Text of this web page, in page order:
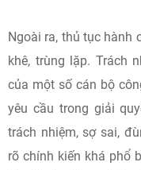
Ngoài ra, thủ tục hành
khê, trùng lặp. Trách
của một số cán bộ
yêu cầu trong giải
trách nhiệm, sợ sai,
rõ chính kiến khá phổ